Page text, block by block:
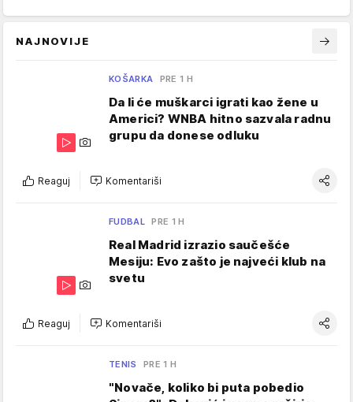
NAJNOVIJE
KOŠARKA PRE 1 H
Da li će muškarci igrati kao žene u
Americi? WNBA hitno sazvala radnu
grupu da donese odluku
Reaguj Komentariši
FUDBAL PRE 1 H
Real Madrid izrazio saučešće
Mesiju: Evo zašto je najveći klub na
svetu
Reaguj Komentariši
TENIS PRE 1 H
"Novače, koliko bi puta pobedio